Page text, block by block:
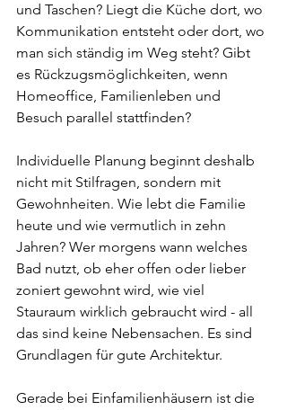
und Taschen? Liegt die Küche dort, wo
Kommunikation entsteht oder dort, wo
man sich ständig im Weg steht? Gibt
es Rückzugsmöglichkeiten, wenn
Homeoffice, Familienleben und
Besuch parallel stattfinden?
Individuelle Planung beginnt deshalb
nicht mit Stilfragen, sondern mit
Gewohnheiten. Wie lebt die Familie
heute und wie vermutlich in zehn
Jahren? Wer morgens wann welches
Bad nutzt, ob eher offen oder lieber
zoniert gewohnt wird, wie viel
Stauraum wirklich gebraucht wird - all
das sind keine Nebensachen. Es sind
Grundlagen für gute Architektur.
Gerade bei Einfamilienhäusern ist die